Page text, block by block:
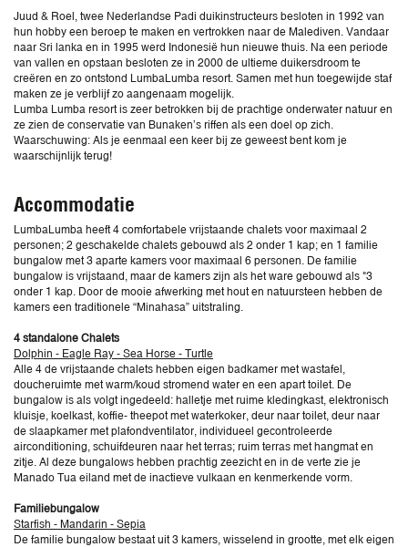
Juud & Roel, twee Nederlandse Padi duikinstructeurs besloten in 1992 van
hun hobby een beroep te maken en vertrokken naar de Malediven. Vandaar
naar Sri lanka en in 1995 werd Indonesië hun nieuwe thuis. Na een periode
van vallen en opstaan besloten ze in 2000 de ultieme duikersdroom te
creëren en zo ontstond LumbaLumba resort. Samen met hun toegewijde staf
maken ze je verblijf zo aangenaam mogelijk.
Lumba Lumba resort is zeer betrokken bij de prachtige onderwater natuur en
ze zien de conservatie van Bunaken’s riffen als een doel op zich.
Waarschuwing: Als je eenmaal een keer bij ze geweest bent kom je
waarschijnlijk terug!
Accommodatie
LumbaLumba heeft 4 comfortabele vrijstaande chalets voor maximaal 2
personen; 2 geschakelde chalets gebouwd als 2 onder 1 kap; en 1 familie
bungalow met 3 aparte kamers voor maximaal 6 personen. De familie
bungalow is vrijstaand, maar de kamers zijn als het ware gebouwd als "3
onder 1 kap. Door de mooie afwerking met hout en natuursteen hebben de
kamers een traditionele “Minahasa” uitstraling.
4 standalone Chalets
Dolphin - Eagle Ray - Sea Horse - Turtle
Alle 4 de vrijstaande chalets hebben eigen badkamer met wastafel,
doucheruimte met warm/koud stromend water en een apart toilet. De
bungalow is als volgt ingedeeld: halletje met ruime kledingkast, elektronisch
kluisje, koelkast, koffie- theepot met waterkoker, deur naar toilet, deur naar
de slaapkamer met plafondventilator, individueel gecontroleerde
airconditioning, schuifdeuren naar het terras; ruim terras met hangmat en
zitje. Al deze bungalows hebben prachtig zeezicht en in de verte zie je
Manado Tua eiland met de inactieve vulkaan en kenmerkende vorm.
Familiebungalow
Starfish - Mandarin - Sepia
De familie bungalow bestaat uit 3 kamers, wisselend in grootte, met elk eigen